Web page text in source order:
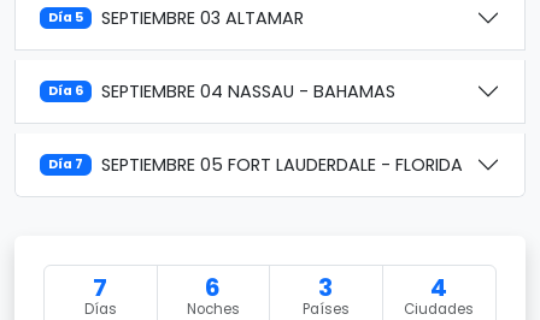
Día 5 SEPTIEMBRE 03 ALTAMAR
Día 6 SEPTIEMBRE 04 NASSAU - BAHAMAS
Día 7 SEPTIEMBRE 05 FORT LAUDERDALE - FLORIDA
7
Días
6
Noches
3
Países
4
Ciudades